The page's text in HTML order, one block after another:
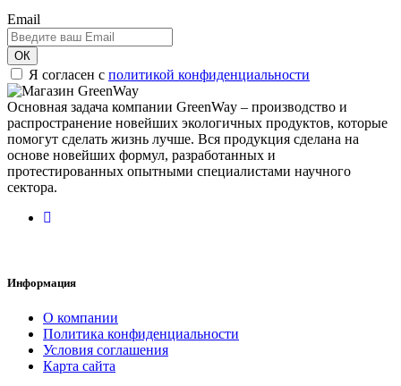
Email
ОК
Я согласен с политикой конфиденциальности
Основная задача компании GreenWay – производство и
распространение новейших экологичных продуктов, которые
помогут сделать жизнь лучше. Вся продукция сделана на
основе новейших формул, разработанных и
протестированных опытными специалистами научного
сектора.
Информация
О компании
Политика конфиденциальности
Условия соглашения
Карта сайта